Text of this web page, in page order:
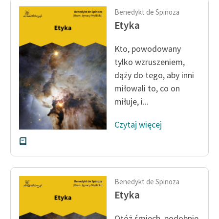
Benedykt de Spinoza
Etyka
Kto, powodowany
tylko wzruszeniem,
dąży do tego, aby inni
miłowali to, co on
miłuje, i...
Czytaj więcej
Benedykt de Spinoza
Etyka